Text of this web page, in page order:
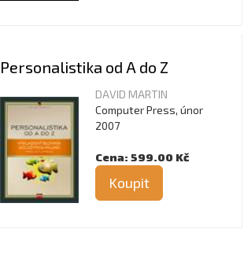
Personalistika od A do Z
DAVID MARTIN
Computer Press, únor
2007
Cena: 599.00 Kč
Koupit